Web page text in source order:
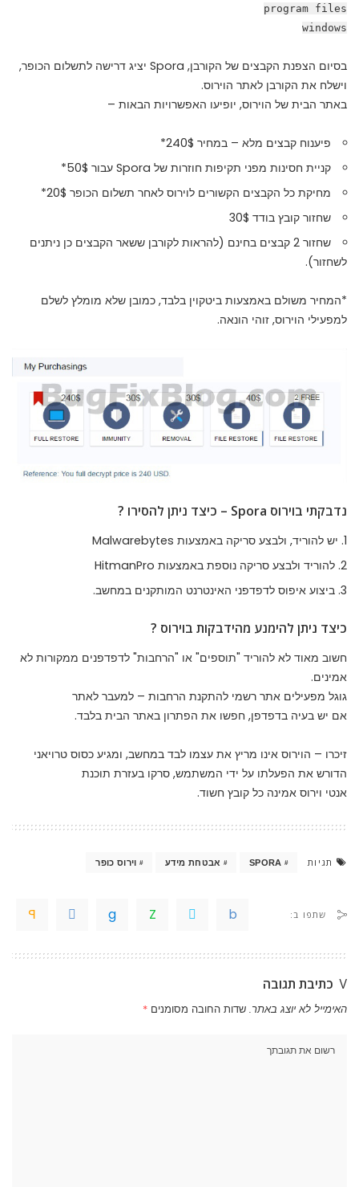
program files
windows
בסיום הצפנת הקבצים של הקורבן, Spora יציג דרישה לתשלום הכופר,
וישלח את הקורבן לאתר הוירוס.
באתר הבית של הוירוס, יופיעו האפשרויות הבאות –
פיענוח קבצים מלא – במחיר 240$*
קניית חסינות מפני תקיפות חוזרות של Spora עבור 50$*
מחיקת כל הקבצים הקשורים לוירוס לאחר תשלום הכופר 20$*
שחזור קובץ בודד 30$
שחזור 2 קבצים בחינם (להראות לקורבן ששאר הקבצים כן ניתנים
לשחזור).
*המחיר משולם באמצעות ביטקוין בלבד, כמובן שלא מומלץ לשלם
למפעילי הוירוס, זוהי הונאה.
נדבקתי בוירוס Spora – כיצד ניתן להסירו ?
יש להוריד, ולבצע סריקה באמצעות Malwarebytes
להוריד ולבצע סריקה נוספת באמצעות HitmanPro
ביצוע איפוס לדפדפני האינטרנט המותקנים במחשב.
כיצד ניתן להימנע מהידבקות בוירוס ?
חשוב מאוד לא להוריד "תוספים" או "הרחבות" לדפדפנים ממקורות לא
אמינים.
גוגל מפעילים אתר רשמי להתקנת הרחבות – למעבר לאתר
אם יש בעיה בדפדפן, חפשו את הפתרון באתר הבית בלבד.
זיכרו – הוירוס אינו מריץ את עצמו לבד במחשב, ומגיע כסוס טרויאני
הדורש את הפעלתו על ידי המשתמש, סרקו בעזרת תוכנת
אנטי וירוס אמינה כל קובץ חשוד.
תגיות SPORA אבטחת מידע וירוס כופר
שתפו ב:
כתיבת תגובה
האימייל לא יוצג באתר. שדות החובה מסומנים *